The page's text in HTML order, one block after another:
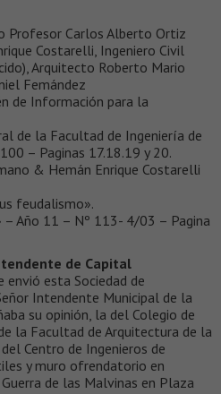
Profesor Carlos Alberto Ortiz
Costarelli, Ingeniero Civil
Arquitecto Roberto Mario
Femández
de Información para la
de la Facultad de Ingeniería de
– Paginas 17.18.19 y 20.
& Hemán Enrique Costarelli
feudalismo».
– Año 11 – Nº 113- 4/03 – Pagina
de Capital
esta Sociedad de
Intendente Municipal de la
su opinión, la del Colegio de
la Facultad de Arquitectura de la
Centro de Ingenieros de
y muro ofrendatorio en
de las Malvinas en Plaza